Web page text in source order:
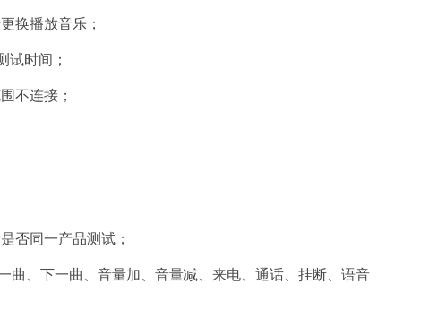
换播放音乐；
试时间；
不连接；
否同一产品测试；
曲、下一曲、音量加、音量减、来电、通话、挂断、语音